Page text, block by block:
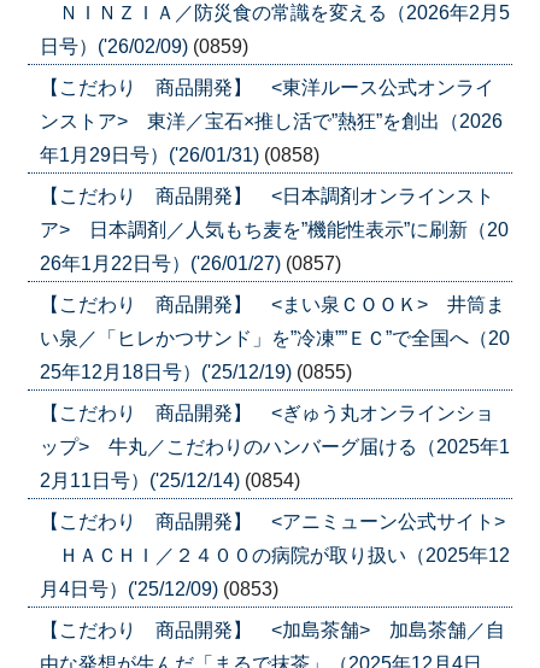
ＮＩＮＺＩＡ／防災食の常識を変える（2026年2月5
日号）('26/02/09) (0859)
【こだわり 商品開発】 <東洋ルース公式オンライ
ンストア> 東洋／宝石×推し活で”熱狂”を創出（2026
年1月29日号）('26/01/31) (0858)
【こだわり 商品開発】 <日本調剤オンラインスト
ア> 日本調剤／人気もち麦を”機能性表示”に刷新（20
26年1月22日号）('26/01/27) (0857)
【こだわり 商品開発】 <まい泉ＣＯＯＫ> 井筒ま
い泉／「ヒレかつサンド」を”冷凍””ＥＣ”で全国へ（20
25年12月18日号）('25/12/19) (0855)
【こだわり 商品開発】 <ぎゅう丸オンラインショ
ップ> 牛丸／こだわりのハンバーグ届ける（2025年1
2月11日号）('25/12/14) (0854)
【こだわり 商品開発】 <アニミューン公式サイト>
ＨＡＣＨＩ／２４００の病院が取り扱い（2025年12
月4日号）('25/12/09) (0853)
【こだわり 商品開発】 <加島茶舗> 加島茶舗／自
由な発想が生んだ「まるで抹茶」（2025年12月4日